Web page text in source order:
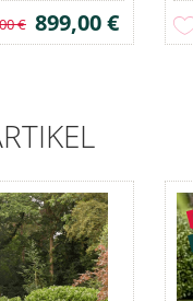
€ 899,00 €